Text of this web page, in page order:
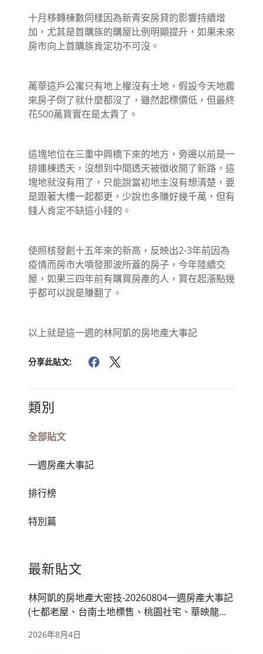
十月移轉棟數同樣因為新青安房貸的影響持續增
加，尤其是首購族的購屋比例明顯提升，如果未來
房市向上首購族肯定功不可沒。
萬華這戶公寓只有地上權沒有土地，假設今天地震
來房子倒了就什麼都沒了，雖然起標價低，但最終
花500萬買實在是太貴了。
這塊地位在三重中興橋下來的地方，旁邊以前是一
排連棟透天，沒想到中間透天被徵收開了新路，這
塊地就沒有用了，只能說當初地主沒有想清楚，要
是跟著大樓一起都更，少說也多賺好幾千萬，但有
錢人肯定不缺這小錢的。
使照核發創十五年來的新高，反映出2-3年前因為
疫情而房市大噴發那波所蓋的房子，今年陸續交
屋，如果三四年前有購買房產的人，買在起漲點幾
乎都可以說是賺翻了。
以上就是這一週的林阿凱的房地產大事記
分享此貼文:
類別
全部貼文
一週房產大事記
排行榜
特別篇
最新貼文
林阿凱的房地產大密技-20260804一週房產大事記
(七都老屋、台南土地標售、桃園社宅、華映龍潭
2026年8月4日